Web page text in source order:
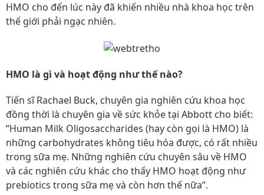
HMO cho đến lúc này đã khiến nhiều nhà khoa học trên
thế giới phải ngạc nhiên.
HMO là gì và hoạt động như thế nào?
Tiến sĩ Rachael Buck, chuyên gia nghiên cứu khoa học
đồng thời là chuyên gia về sức khỏe tại Abbott cho biết:
“Human Milk Oligosaccharides (hay còn gọi là HMO) là
những carbohydrates không tiêu hóa được, có rất nhiều
trong sữa mẹ. Những nghiên cứu chuyên sâu về HMO
và các nghiên cứu khác cho thấy HMO hoạt động như
prebiotics trong sữa mẹ và còn hơn thế nữa”.